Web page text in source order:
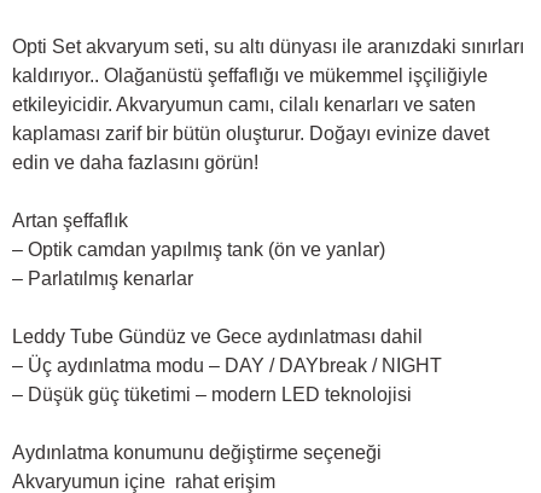
Opti Set akvaryum seti, su altı dünyası ile aranızdaki sınırları
kaldırıyor.. Olağanüstü şeffaflığı ve mükemmel işçiliğiyle
etkileyicidir. Akvaryumun camı, cilalı kenarları ve saten
kaplaması zarif bir bütün oluşturur. Doğayı evinize davet
edin ve daha fazlasını görün!
Artan şeffaflık
– Optik camdan yapılmış tank (ön ve yanlar)
– Parlatılmış kenarlar
Leddy Tube Gündüz ve Gece aydınlatması dahil
– Üç aydınlatma modu – DAY / DAYbreak / NIGHT
– Düşük güç tüketimi – modern LED teknolojisi
Aydınlatma konumunu değiştirme seçeneği
Akvaryumun içine rahat erişim